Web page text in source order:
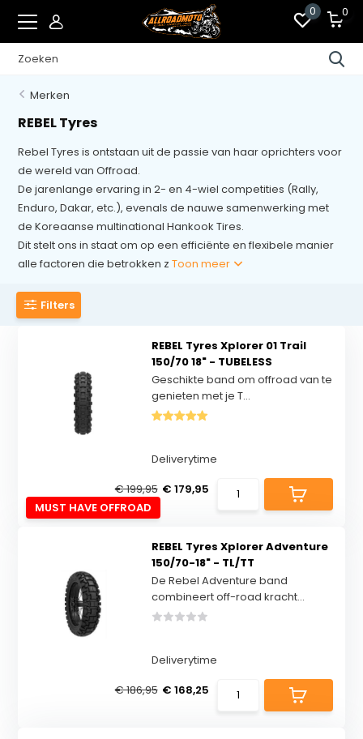
0 0
Merken
REBEL Tyres
Rebel Tyres is ontstaan uit de passie van haar oprichters voor
de wereld van Offroad.
De jarenlange ervaring in 2- en 4-wiel competities (Rally,
Enduro, Dakar, etc.), evenals de nauwe samenwerking met
de Koreaanse multinational Hankook Tires.
Dit stelt ons in staat om op een efficiënte en flexibele manier
alle factoren die betrokken zToon meer
Filters
MUST HAVE OFFROAD
REBEL Tyres Xplorer 01 Trail
150/70 18" - TUBELESS
Geschikte band om offroad van te
genieten met je T...
Deliverytime
€ 199,95 € 179,95
REBEL Tyres Xplorer Adventure
150/70-18" - TL/TT
De Rebel Adventure band
combineert off-road kracht...
Deliverytime
€ 186,95 € 168,25